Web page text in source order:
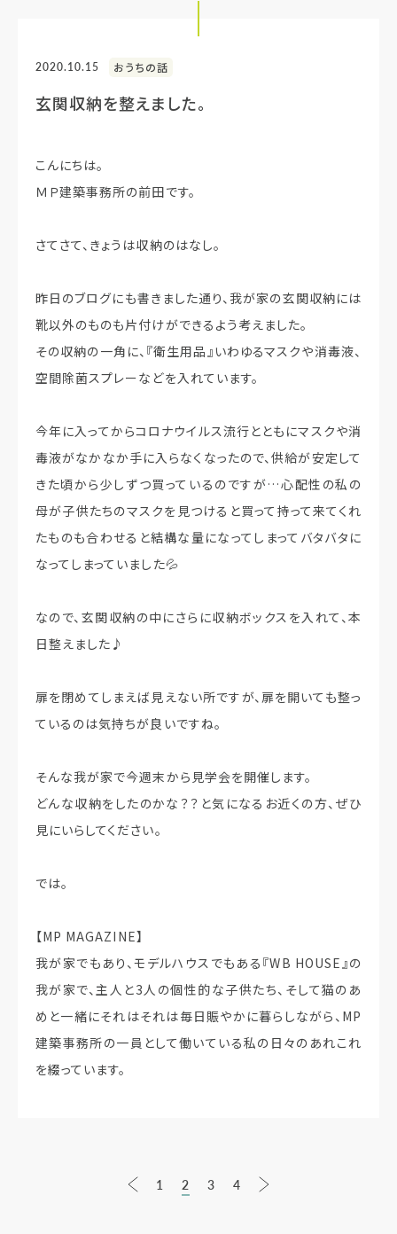
2020.10.15 おうちの話
玄関収納を整えました。
こんにちは。
ＭＰ建築事務所の前田です。
さてさて、きょうは収納のはなし。
昨日のブログにも書きました通り、我が家の玄関収納には
靴以外のものも片付けができるよう考えました。
その収納の一角に、『衛生用品』いわゆるマスクや消毒液、
空間除菌スプレーなどを入れています。
今年に入ってからコロナウイルス流行とともにマスクや消
毒液がなかなか手に入らなくなったので、供給が安定して
きた頃から少しずつ買っているのですが…心配性の私の
母が子供たちのマスクを見つけると買って持って来てくれ
たものも合わせると結構な量になってしまってバタバタに
なってしまっていました💦
なので、玄関収納の中にさらに収納ボックスを入れて、本
日整えました♪
扉を閉めてしまえば見えない所ですが、扉を開いても整っ
ているのは気持ちが良いですね。
そんな我が家で今週末から見学会を開催します。
どんな収納をしたのかな？？と気になるお近くの方、ぜひ
見にいらしてください。
では。
【MP MAGAZINE】
我が家でもあり、モデルハウスでもある『WB HOUSE』の
我が家で、主人と3人の個性的な子供たち、そして猫のあ
めと一緒にそれはそれは毎日賑やかに暮らしながら、MP
建築事務所の一員として働いている私の日々のあれこれ
を綴っています。
1 2 3 4